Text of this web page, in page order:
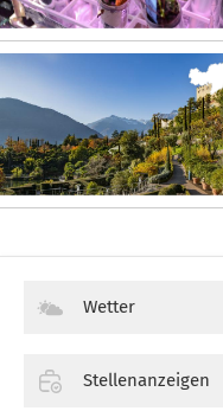
Wetter
Stellenanzeigen